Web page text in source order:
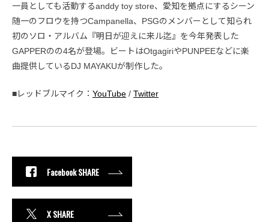
一員としても活動するanddy toy store、愛知を拠点にするシーン
随一のフロウを持つCampanella、PSGのメンバーとして知られ
初のソロ・アルバム『明日が迎えに来ル迄』を今年発表した
GAPPERのの4名が登場。ビートはOtgagiriやPUNPEEなどに楽
曲提供しているDJ MAYAKUが制作した。
■レッドブルマイク： YouTube / Twitter
Facebook SHARE
X SHARE